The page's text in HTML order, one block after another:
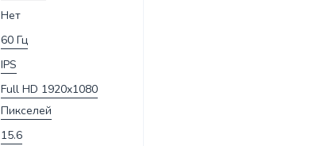
Нет
60 Гц
IPS
Full HD 1920x1080
Пикселей
15.6